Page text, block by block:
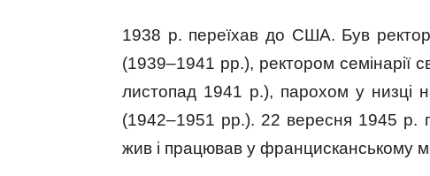
1938 р. переїхав до США. Був
(1939–1941 рр.), ректором семінарії
листопад 1941 р.), парохом у низці
(1942–1951 рр.). 22 вересня 1945 р.
жив і працював у францисканському